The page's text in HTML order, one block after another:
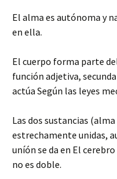
El alma es autónoma y
en ella.
El cuerpo forma parte
función adjetiva,
actúa Según las leyes
Las dos sustancias
estrechamente unidas,
uníón se da en El
no es doble.